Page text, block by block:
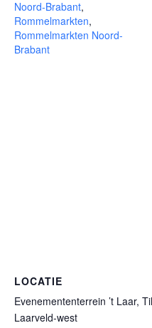
Noord-Brabant,
Rommelmarkten,
Rommelmarkten Noord-
Brabant
LOCATIE
Evenemententerrein ’t Laar,
Laarveld-west